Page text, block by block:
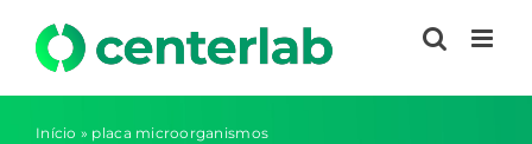
para
o
conteúdo
Início » placa microorganismos